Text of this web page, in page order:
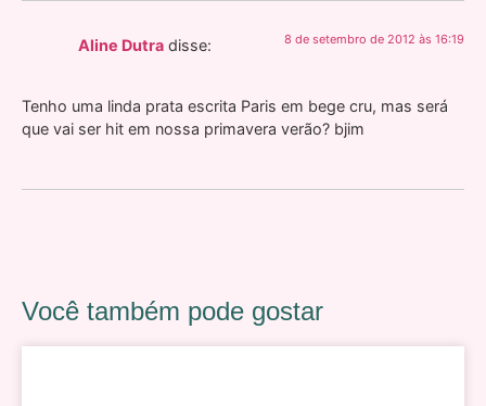
Aline Dutra disse: 8 de setembro de 2012 às 16:19
Tenho uma linda prata escrita Paris em bege cru, mas será
que vai ser hit em nossa primavera verão? bjim
Você também pode gostar